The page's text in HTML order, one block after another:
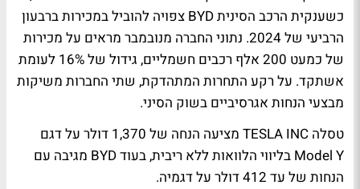
כשענקית הרכב הסינית BYD צפויה להוביל במכירות ברבעון
הרביעי של 2024. נתוני החברה מנובמבר מראים על מכירות
של כמעט 200 אלף רכבים חשמליים, גידול של 16% לעומת
אשתקד. על רקע התחרות המתהדקת, שתי החברות משיקות
מבצעי הנחות אגרסיביים בשוק הסיני.
טסלה TESLA INC מציעה הנחה של 1,370 דולר על דגם
Model Y בליווי הלוואות ללא ריבית, בעוד BYD מגיבה עם
הנחות של עד 412 דולר על דגמיה.